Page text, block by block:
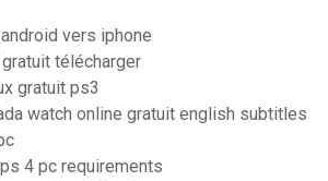
vers iphone
télécharger
gratuit ps3
watch online gratuit english subtitles
4 pc requirements